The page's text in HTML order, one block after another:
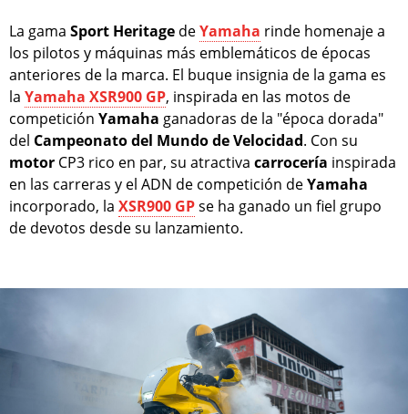
La gama Sport Heritage deYamaha rinde homenaje a
los pilotos y máquinas más emblemáticos de épocas
anteriores de la marca. El buque insignia de la gama es
la Yamaha XSR900 GP, inspirada en las motos de
competición Yamaha ganadoras de la "época dorada"
del Campeonato del Mundo de Velocidad. Con su
motor CP3 rico en par, su atractiva carrocería inspirada
en las carreras y el ADN de competición deYamaha
incorporado, la XSR900 GPse ha ganado un fiel grupo
de devotos desde su lanzamiento.